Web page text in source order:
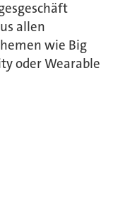
allen
wie Big
oder Wearable